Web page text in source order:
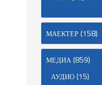
МАЕКТЕР(158)
МЕДИА(859)
АУДИО(15)